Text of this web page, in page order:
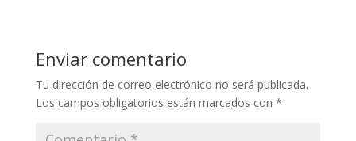
Enviar comentario
Tu dirección de correo electrónico no será publicada.
Los campos obligatorios están marcados con *